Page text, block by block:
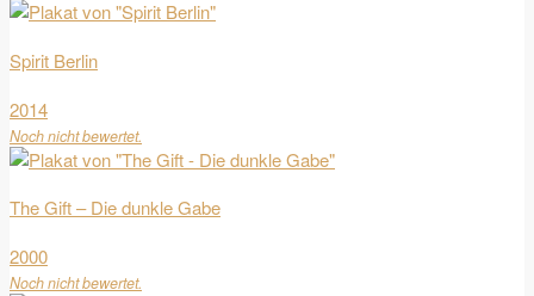
Spirit Berlin
2014
Noch nicht bewertet.
The Gift – Die dunkle Gabe
2000
Noch nicht bewertet.